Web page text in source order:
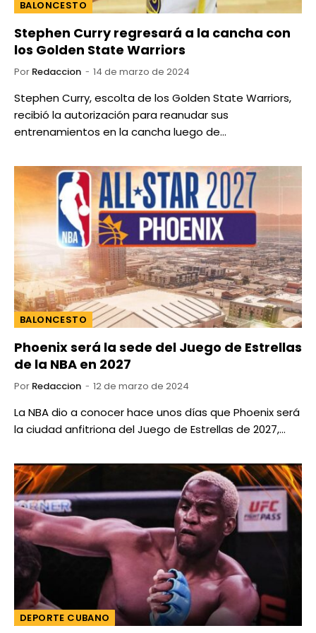
BALONCESTO
Stephen Curry regresará a la cancha con
los Golden State Warriors
Por Redaccion 14 de marzo de 2024
Stephen Curry, escolta de los Golden State Warriors,
recibió la autorización para reanudar sus
entrenamientos en la cancha luego de…
BALONCESTO
Phoenix será la sede del Juego de Estrellas
de la NBA en 2027
Por Redaccion 12 de marzo de 2024
La NBA dio a conocer hace unos días que Phoenix será
la ciudad anfitriona del Juego de Estrellas de 2027,…
DEPORTE CUBANO